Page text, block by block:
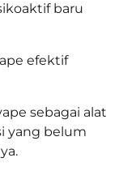
baru
efektif
sebagai alat
yang belum